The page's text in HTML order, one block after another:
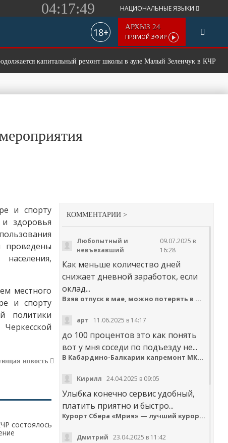
04:17:49 НАЦИОНАЛЬНЫЕ ЯЗЫКИ
18+ АРХЫЗ 24
ПРЯМОЙ ЭФИР
капитальный ремонт школы в ауле Малый Зеленчук в КЧР
и спорту
здоровья
проведены
местного
и спорту
политики
новость
состоялось
КОММЕНТАРИИ >
Любопытный и
невъехавший
09.07.2025 в
16:28
Как меньше количество дней
снижает дневной заработок, если
оклад...
Взяв отпуск в мае, можно потерять в деньгах
арт 11.06.2025 в 14:17
до 100 процентов это как понять
вот у мня соседи по подъезду не...
В Кабардино-Балкарии капремонт МКД идёт с опережением графика
Кирилл 24.04.2025 в 09:05
Улыбка конечно сервис удобный,
платить приятно и быстро...
Курорт Сбера «Мрия» — лучший курортный отель по версии Russian Hospitality Awards
Дмитрий 23.04.2025 в 11:42